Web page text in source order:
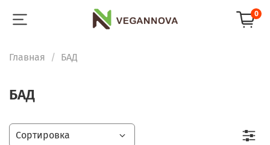
0
Главная БАД
БАД